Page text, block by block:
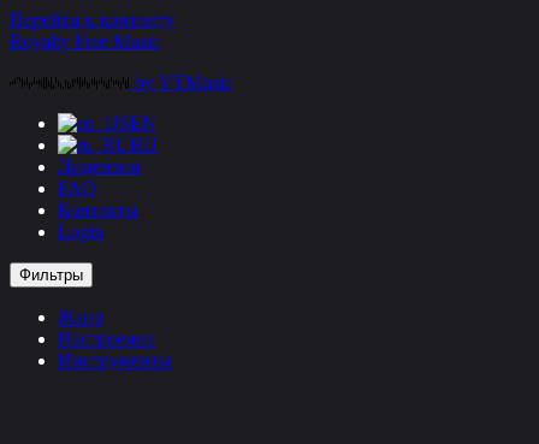
Перейти к контенту
Royalty Free Music
by VTMusic
EN
RU
Лицензии
FAQ
Контакты
Login
Фильтры
Жанр
Настроение
Инструменты